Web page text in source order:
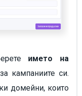
името на
кампаниите си.
домейни, които